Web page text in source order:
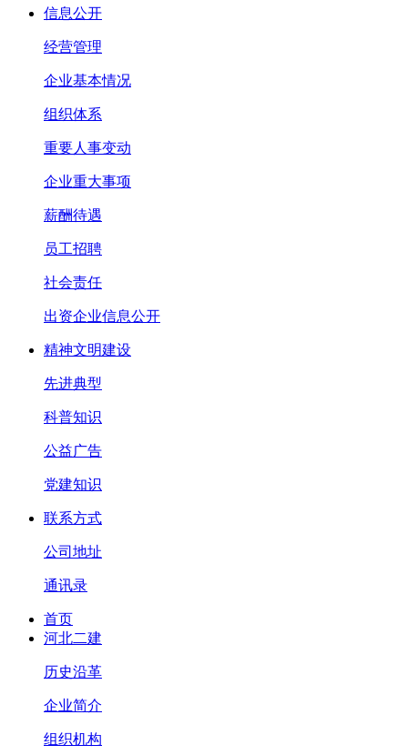
信息公开
经营管理
企业基本情况
组织体系
重要人事变动
企业重大事项
薪酬待遇
员工招聘
社会责任
出资企业信息公开
精神文明建设
先进典型
科普知识
公益广告
党建知识
联系方式
公司地址
通讯录
首页
河北二建
历史沿革
企业简介
组织机构